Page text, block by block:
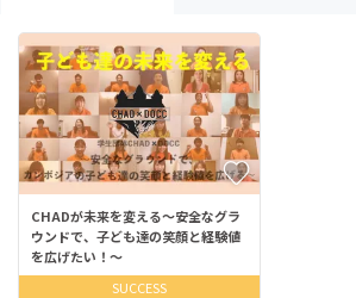
CHADが未来を変える〜安全なグラ
ウンドで、子ども達の笑顔と経験値
を広げたい！〜
SUCCESS